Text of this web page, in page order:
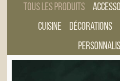
Cuisine
Décorations
Tous les produits